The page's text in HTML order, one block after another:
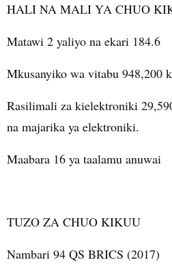
HALI NA MALI YA CHUO
Matawi 2 yaliyo na ekari 184.6
Mkusanyiko wa vitabu 948,200
Rasilimali za kielektroniki
na majarika ya elektroniki.
Maabara 16 ya taalamu anuwai
TUZO ZA CHUO KIKUU
Nambari 94 QS BRICS (2017)